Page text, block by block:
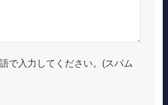
で入力してください。(スパム